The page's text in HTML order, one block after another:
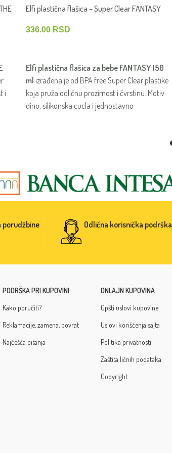
i
Elfi plastična flašica – Super Clear FANTASY
336.00 RSD
Elfi plastična flašica za bebe FANTASY 150
ml izrađena je od BPA free Super Clear plastike
koja pruža odličnu prozirnost i čvrstinu. Motiv
dino, silikonska cucla i jednostavno
porudžbine
Odlična korisnička podrška
PODRŠKA PRI KUPOVINI
Kako poručiti?
Reklamacije, zamena, povrat
Najčešća pitanja
ONLAJN KUPOVINA
Opšti uslovi kupovine
Uslovi korišćenja sajta
Politika privatnosti
Zaštita ličnih podataka
Copyright